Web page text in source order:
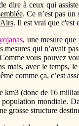
dire à ceux qui
. Ce n’est pas
. Il est vrai que c'est
, une mesure
mesures qui n’avait
vous pouvez
mais, avec le temps, le
comme ça, c’est
km3 (donc de 16
population mondiale.
grosse structure